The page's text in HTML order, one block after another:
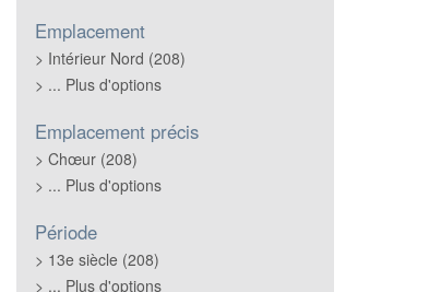
Emplacement
Intérieur Nord (208)
... Plus d'options
Emplacement précis
Chœur (208)
... Plus d'options
Période
13e siècle (208)
... Plus d'options